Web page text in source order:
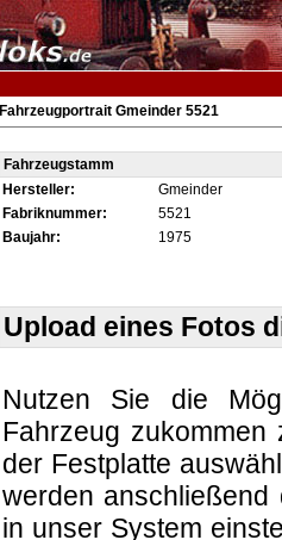
Fahrzeugportrait Gmeinder 5521
Fahrzeugstamm
Hersteller:
Gmeinder
Fabriknummer:
5521
Baujahr:
1975
Upload eines Fotos
Nutzen Sie die
Fahrzeug
der Festplatte
werden anschließend
in unser System